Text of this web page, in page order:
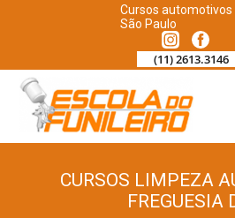
Cursos automotivos
São Paulo
(11) 2613.3146
CURSOS LIMPEZA
FREGUESIA